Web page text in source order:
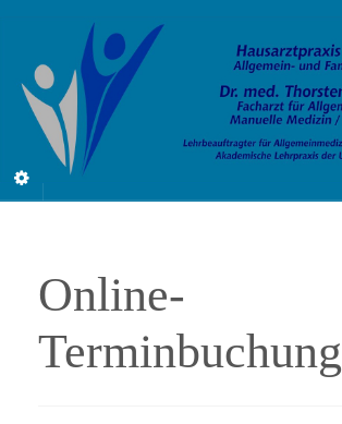
Online-
Terminbuchung